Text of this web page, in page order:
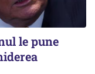
le pune